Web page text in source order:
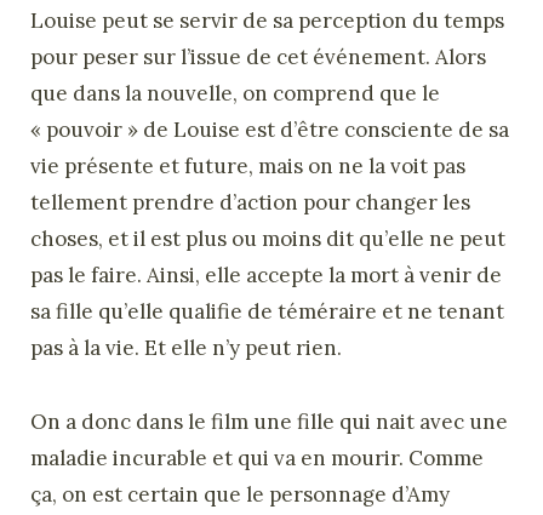
Louise peut se servir de sa perception du temps
pour peser sur l’issue de cet événement. Alors
que dans la nouvelle, on comprend que le
« pouvoir » de Louise est d’être consciente de sa
vie présente et future, mais on ne la voit pas
tellement prendre d’action pour changer les
choses, et il est plus ou moins dit qu’elle ne peut
pas le faire. Ainsi, elle accepte la mort à venir de
sa fille qu’elle qualifie de téméraire et ne tenant
pas à la vie. Et elle n’y peut rien.
On a donc dans le film une fille qui nait avec une
maladie incurable et qui va en mourir. Comme
ça, on est certain que le personnage d’Amy